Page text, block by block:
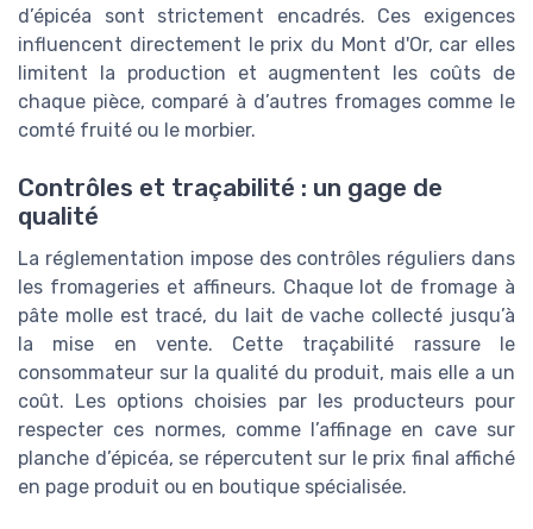
d’épicéa sont strictement encadrés. Ces exigences
influencent directement le prix du Mont d'Or, car elles
limitent la production et augmentent les coûts de
chaque pièce, comparé à d’autres fromages comme le
comté fruité ou le morbier.
Contrôles et traçabilité : un gage de
qualité
La réglementation impose des contrôles réguliers dans
les fromageries et affineurs. Chaque lot de fromage à
pâte molle est tracé, du lait de vache collecté jusqu’à
la mise en vente. Cette traçabilité rassure le
consommateur sur la qualité du produit, mais elle a un
coût. Les options choisies par les producteurs pour
respecter ces normes, comme l’affinage en cave sur
planche d’épicéa, se répercutent sur le prix final affiché
en page produit ou en boutique spécialisée.